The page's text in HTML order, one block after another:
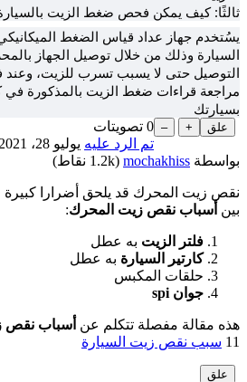
ثالثًا: كيف يمكن فحص ضغط الزيت
يسُتخدم جهاز عداد قياس الضغط
السيارة وذلك من خلال توصيل الجهاز
التوصيل حتى لا يسبب تسرب للزيت،
مراجعة قراءات ضغط الزيت بالمذكورة
بسيارتك
0 تصويتات
تم الرد عليه يوليو 28، 2021
بواسطة mochakhiss
(
1.2k نقاط)
نقص زيت المحرك قد يلحق أضرارا
بين أسباب نقص زيت المحرك:
فلتر الزيت به عطل
كارتير السيارة به عطل
حلقات المكبس
جوان spi
هذه مقالة مفصلة تتكلم عن أسباب نقص
11 سبب نقص زيت السيارة